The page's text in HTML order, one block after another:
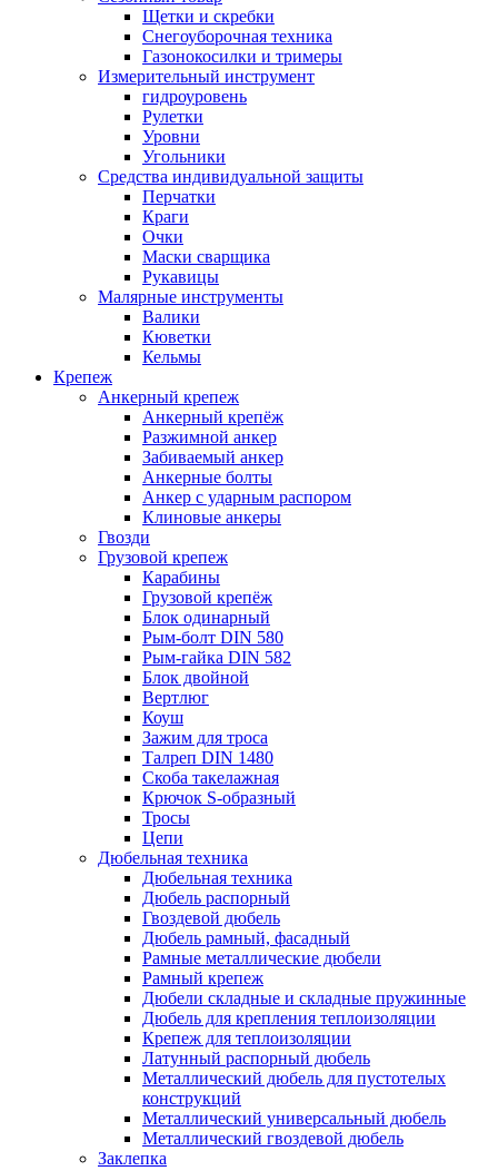
Щетки и скребки
Снегоуборочная техника
Газонокосилки и тримеры
Измерительный инструмент
гидроуровень
Рулетки
Уровни
Угольники
Средства индивидуальной защиты
Перчатки
Краги
Очки
Маски сварщика
Рукавицы
Малярные инструменты
Валики
Кюветки
Кельмы
Крепеж
Анкерный крепеж
Анкерный крепёж
Разжимной анкер
Забиваемый анкер
Анкерные болты
Анкер с ударным распором
Клиновые анкеры
Гвозди
Грузовой крепеж
Карабины
Грузовой крепёж
Блок одинарный
Рым-болт DIN 580
Рым-гайка DIN 582
Блок двойной
Вертлюг
Коуш
Зажим для троса
Талреп DIN 1480
Скоба такелажная
Крючок S-образный
Тросы
Цепи
Дюбельная техника
Дюбельная техника
Дюбель распорный
Гвоздевой дюбель
Дюбель рамный, фасадный
Рамные металлические дюбели
Рамный крепеж
Дюбели складные и складные пружинные
Дюбель для крепления теплоизоляции
Крепеж для теплоизоляции
Латунный распорный дюбель
Металлический дюбель для пустотелых
конструкций
Металлический универсальный дюбель
Металлический гвоздевой дюбель
Заклепка